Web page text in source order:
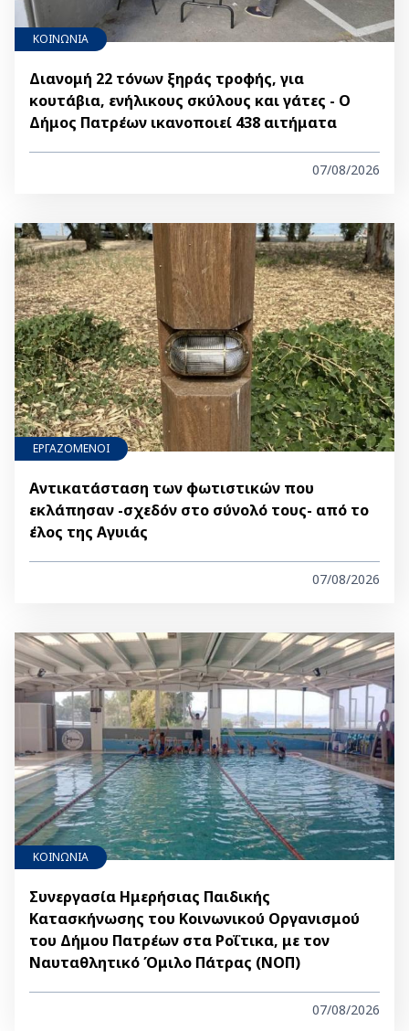
ΚΟΙΝΩΝΙΑ
Διανομή 22 τόνων ξηράς τροφής, για
κουτάβια, ενήλικους σκύλους και γάτες - Ο
Δήμος Πατρέων ικανοποιεί 438 αιτήματα
07/08/2026
ΕΡΓΑΖΟΜΕΝΟΙ
Αντικατάσταση των φωτιστικών που
εκλάπησαν -σχεδόν στο σύνολό τους- από το
έλος της Αγυιάς
07/08/2026
ΚΟΙΝΩΝΙΑ
Συνεργασία Ημερήσιας Παιδικής
Κατασκήνωσης του Κοινωνικού Οργανισμού
του Δήμου Πατρέων στα Ροΐτικα, με τον
Ναυταθλητικό Όμιλο Πάτρας (ΝΟΠ)
07/08/2026